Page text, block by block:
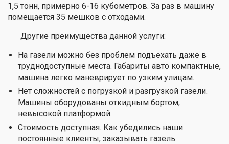
1,5 тонн, примерно 6-16 кубометров. За раз в машину
помещается 35 мешков с отходами.
Другие преимущества данной услуги:
На газели можно без проблем подъехать даже в
труднодоступные места. Габариты авто компактные,
машина легко маневрирует по узким улицам.
Нет сложностей с погрузкой и разгрузкой газели.
Машины оборудованы откидным бортом,
невысокой платформой.
Стоимость доступная. Как убедились наши
постоянные клиенты, заказывать газель